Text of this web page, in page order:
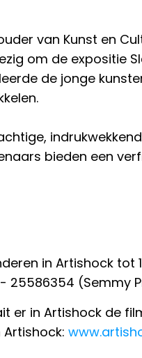
van Kunst en
om de expositie
de jonge
bieden een
in Artishock
25586354 (Semmy
er in Artishock de